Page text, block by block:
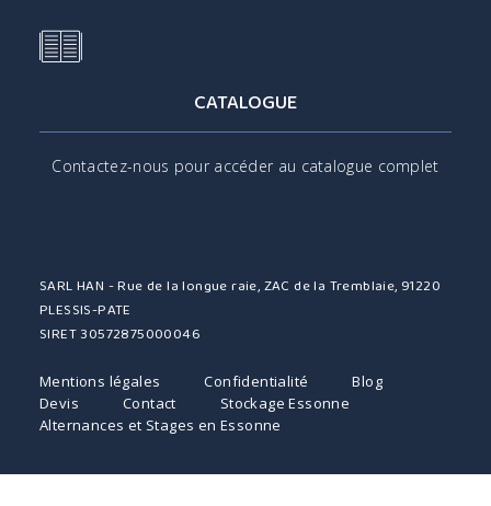
CATALOGUE
Contactez-nous pour accéder au catalogue complet
SARL HAN - Rue de la longue raie, ZAC de la Tremblaie, 91220
PLESSIS-PATE
SIRET 30572875000046
Mentions légales Confidentialité
Blog
Devis
Contact
Stockage Essonne
Alternances et Stages en Essonne